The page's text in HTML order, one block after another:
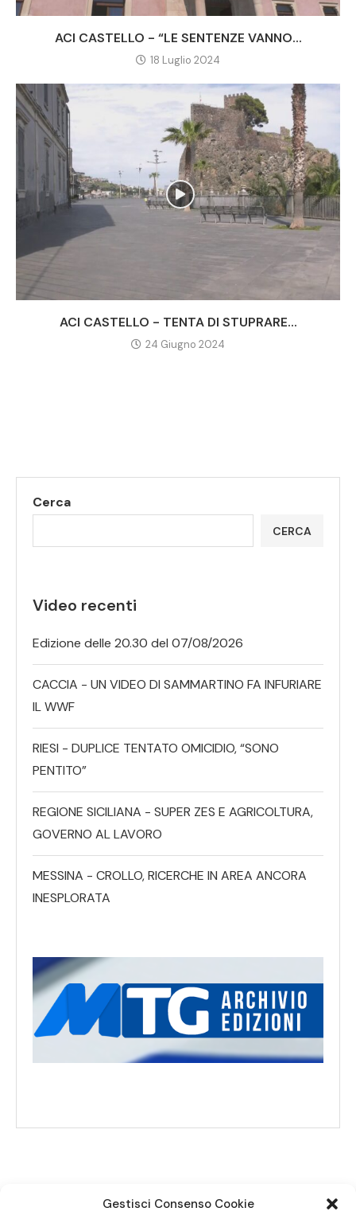
Gestisci Consenso Cookie
ACI CASTELLO - “LE SENTENZE VANNO...
18 Luglio 2024
ACI CASTELLO - TENTA DI STUPRARE...
24 Giugno 2024
Cerca
CERCA
Video recenti
Edizione delle 20.30 del 07/08/2026
CACCIA - UN VIDEO DI SAMMARTINO FA INFURIARE
IL WWF
RIESI - DUPLICE TENTATO OMICIDIO, “SONO
PENTITO”
REGIONE SICILIANA - SUPER ZES E AGRICOLTURA,
GOVERNO AL LAVORO
MESSINA - CROLLO, RICERCHE IN AREA ANCORA
INESPLORATA